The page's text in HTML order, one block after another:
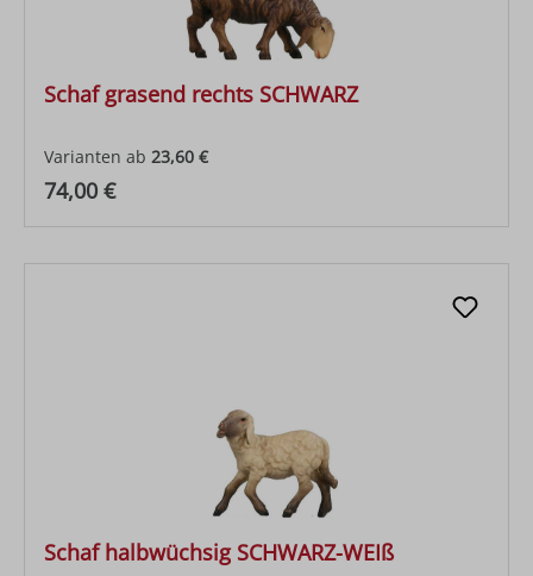
Schaf grasend rechts SCHWARZ
Varianten ab 23,60 €
Regulärer Preis:
74,00 €
Schaf halbwüchsig SCHWARZ-WEIß